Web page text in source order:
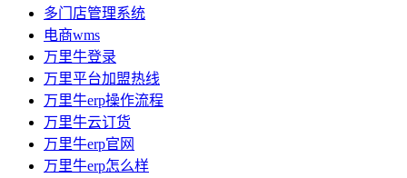
多门店管理系统
电商wms
万里牛登录
万里平台加盟热线
万里牛erp操作流程
万里牛云订货
万里牛erp官网
万里牛erp怎么样